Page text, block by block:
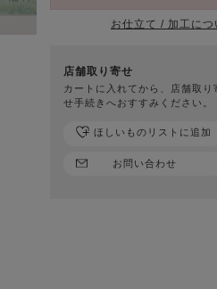
お仕立て / 加工につ
店舗取り寄せ
カートに入れてから、店舗取り
せ手続きへおすすみください。
お問い合わせ
ほしいものリストに追加